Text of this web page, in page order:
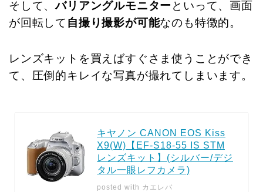
そして、バリアングルモニター といって、画面
が回転して 自撮り撮影が可能なのも特徴的。
レンズキットを買えばすぐさま使うことができ
て、圧倒的キレイな写真が撮れてしまいます。
キヤノン CANON EOS Kiss
X9(W)【EF-S18-55 IS STM
レンズキット】(シルバー/デジ
タル一眼レフカメラ)
posted with カエレバ